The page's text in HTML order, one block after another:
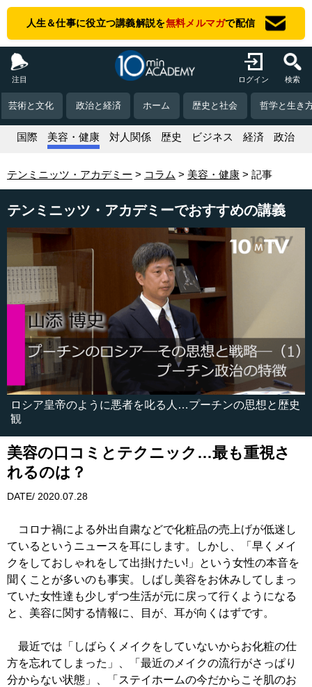
人生＆仕事に役立つ講義解説を無料メルマガで配信
注目 ログイン 検索
芸術と文化 政治と経済 ホーム 歴史と社会 哲学と生き
国際 美容・健康 対人関係 歴史 ビジネス 経済 政治
テンミニッツ・アカデミー コラム 美容・健康 記事
テンミニッツ・アカデミーでおすすめの講義
ロシア皇帝のように悪者を叱る人…プーチンの思想と歴史
観
美容の口コミとテクニック…最も重視さ
れるのは？
DATE/ 2020.07.28
コロナ禍による外出自粛などで化粧品の売上げが低迷し
ているというニュースを耳にします。しかし、「早くメイ
クをしておしゃれをして出掛けたい!」という女性の本音を
聞くことが多いのも事実。しばし美容をお休みしてしまっ
ていた女性達も少しずつ生活が元に戻って行くようになる
と、美容に関する情報に、目が、耳が向くはずです。
最近では「しばらくメイクをしていないからお化粧の仕
方を忘れてしまった」、「最近のメイクの流行がさっぱり
分からない状態」、「ステイホームの今だからこそ肌のお